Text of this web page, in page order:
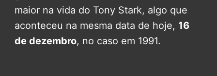
maior na vida do Tony Stark, algo que
aconteceu na mesma data de hoje, 16
de dezembro, no caso em 1991.